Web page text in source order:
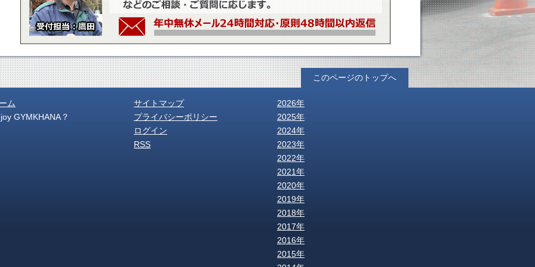
このページのトップへ
ム
GYMKHANA？
サイトマップ
プライバシーポリシー
ログイン
RSS
2026年
2025年
2024年
2023年
2022年
2021年
2020年
2019年
2018年
2017年
2016年
2015年